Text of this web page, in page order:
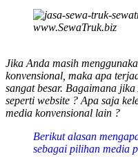
www.SewaTruk.biz
Jika Anda masih
konvensional, maka apa
sangat besar. Bagaimana
seperti website ? Apa saja
media konvensional lain ?
Berikut alasan
sebagai pilihan media